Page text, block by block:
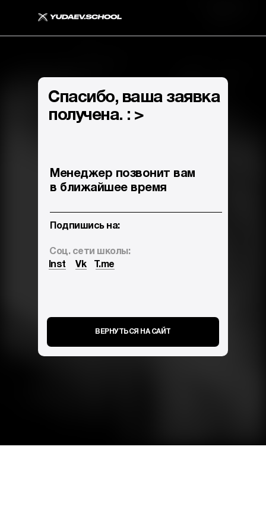
Cпасибо, ваша заявка
получена. : >
Менеджер позвонит вам
в ближайшее время
Подпишись на:
Соц. сети школы:
ВЕРНУТЬСЯ НА САЙТ
Inst Vk T.me